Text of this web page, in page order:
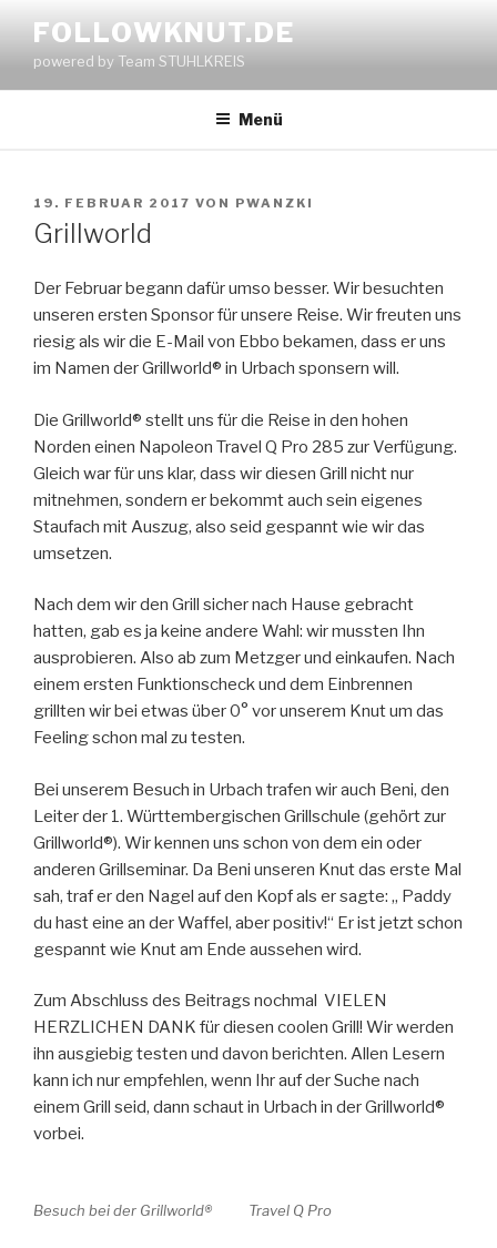
Inhalt
springen
FOLLOWKNUT.DE
powered by Team STUHLKREIS
Menü
VERÖFFENTLICHT
AM
19. FEBRUAR 2017 VON PWANZKI
Grillworld
Der Februar begann dafür umso besser. Wir besuchten
unseren ersten Sponsor für unsere Reise. Wir freuten uns
riesig als wir die E-Mail von Ebbo bekamen, dass er uns
im Namen der Grillworld® in Urbach sponsern will.
Die Grillworld® stellt uns für die Reise in den hohen
Norden einen Napoleon Travel Q Pro 285 zur Verfügung.
Gleich war für uns klar, dass wir diesen Grill nicht nur
mitnehmen, sondern er bekommt auch sein eigenes
Staufach mit Auszug, also seid gespannt wie wir das
umsetzen.
Nach dem wir den Grill sicher nach Hause gebracht
hatten, gab es ja keine andere Wahl: wir mussten Ihn
ausprobieren. Also ab zum Metzger und einkaufen. Nach
einem ersten Funktionscheck und dem Einbrennen
grillten wir bei etwas über 0° vor unserem Knut um das
Feeling schon mal zu testen.
Bei unserem Besuch in Urbach trafen wir auch Beni, den
Leiter der 1. Württembergischen Grillschule (gehört zur
Grillworld®). Wir kennen uns schon von dem ein oder
anderen Grillseminar. Da Beni unseren Knut das erste Mal
sah, traf er den Nagel auf den Kopf als er sagte: „ Paddy
du hast eine an der Waffel, aber positiv!“ Er ist jetzt schon
gespannt wie Knut am Ende aussehen wird.
Zum Abschluss des Beitrags nochmal VIELEN
HERZLICHEN DANK für diesen coolen Grill! Wir werden
ihn ausgiebig testen und davon berichten. Allen Lesern
kann ich nur empfehlen, wenn Ihr auf der Suche nach
einem Grill seid, dann schaut in Urbach in der Grillworld®
vorbei.
Besuch bei der Grillworld® Travel Q Pro